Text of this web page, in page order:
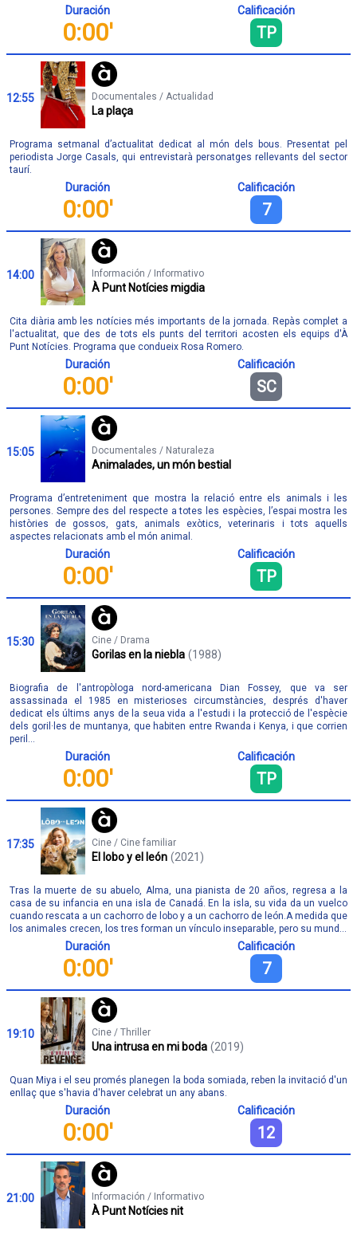
Duración
0:00'
Calificación
TP
12:55 Documentales / Actualidad
La plaça
Programa setmanal d’actualitat dedicat al món dels bous. Presentat pel
periodista Jorge Casals, qui entrevistarà personatges rellevants del sector
taurí.
Duración
0:00'
Calificación
7
14:00 Información / Informativo
À Punt Notícies migdia
Cita diària amb les notícies més importants de la jornada. Repàs complet a
l'actualitat, que des de tots els punts del territori acosten els equips d'À
Punt Notícies. Programa que condueix Rosa Romero.
Duración
0:00'
Calificación
SC
15:05 Documentales / Naturaleza
Animalades, un món bestial
Programa d’entreteniment que mostra la relació entre els animals i les
persones. Sempre des del respecte a totes les espècies, l’espai mostra les
històries de gossos, gats, animals exòtics, veterinaris i tots aquells
aspectes relacionats amb el món animal.
Duración
0:00'
Calificación
TP
15:30 Cine / Drama
Gorilas en la niebla (1988)
Biografia de l'antropòloga nord-americana Dian Fossey, que va ser
assassinada el 1985 en misterioses circumstàncies, després d'haver
dedicat els últims anys de la seua vida a l'estudi i la protecció de l'espècie
dels goril·les de muntanya, que habiten entre Rwanda i Kenya, i que corrien
peril...
Duración
0:00'
Calificación
TP
17:35 Cine / Cine familiar
El lobo y el león (2021)
Tras la muerte de su abuelo, Alma, una pianista de 20 años, regresa a la
casa de su infancia en una isla de Canadá. En la isla, su vida da un vuelco
cuando rescata a un cachorro de lobo y a un cachorro de león.A medida que
los animales crecen, los tres forman un vínculo inseparable, pero su mund...
Duración
0:00'
Calificación
7
19:10 Cine / Thriller
Una intrusa en mi boda (2019)
Quan Miya i el seu promés planegen la boda somiada, reben la invitació d'un
enllaç que s'havia d'haver celebrat un any abans.
Duración
0:00'
Calificación
12
21:00 Información / Informativo
À Punt Notícies nit